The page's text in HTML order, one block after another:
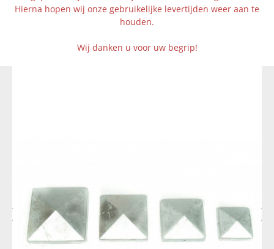
Hierna hopen wij onze gebruikelijke levertijden weer aan te
houden.
Wij danken u voor uw begrip!